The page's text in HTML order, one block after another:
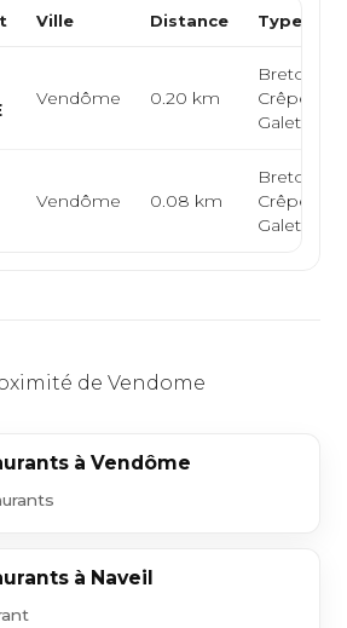
Ville Distance Type de
Vendôme 0.20 km
Bretonne,
Crêperie,
Galettes
Vendôme 0.08 km
Bretonne,
Crêperie,
Galettes
de Vendome
à Vendôme
à Naveil